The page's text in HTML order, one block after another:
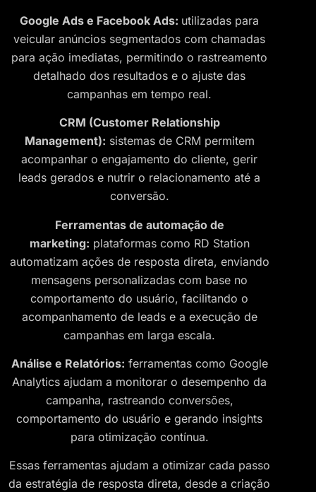
Google Ads e Facebook Ads: utilizadas para
veicular anúncios segmentados com chamadas
para ação imediatas, permitindo o rastreamento
detalhado dos resultados e o ajuste das
campanhas em tempo real.
CRM (Customer Relationship
Management): sistemas de CRM permitem
acompanhar o engajamento do cliente, gerir
leads gerados e nutrir o relacionamento até a
conversão.
Ferramentas de automação de
marketing: plataformas como RD Station
automatizam ações de resposta direta, enviando
mensagens personalizadas com base no
comportamento do usuário, facilitando o
acompanhamento de leads e a execução de
campanhas em larga escala.
Análise e Relatórios: ferramentas como Google
Analytics ajudam a monitorar o desempenho da
campanha, rastreando conversões,
comportamento do usuário e gerando insights
para otimização contínua.
Essas ferramentas ajudam a otimizar cada passo
da estratégia de resposta direta, desde a criação